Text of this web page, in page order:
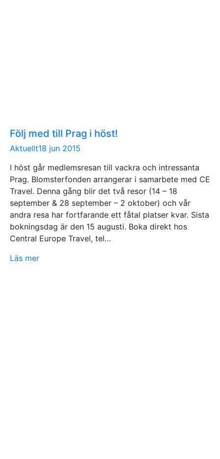
Följ med till Prag i höst!
Aktuellt18 jun 2015
I höst går medlemsresan till vackra och intressanta
Prag. Blomsterfonden arrangerar i samarbete med CE
Travel. Denna gång blir det två resor (14 – 18
september & 28 september – 2 oktober) och vår
andra resa har fortfarande ett fåtal platser kvar. Sista
bokningsdag är den 15 augusti. Boka direkt hos
Central Europe Travel, tel…
Läs mer